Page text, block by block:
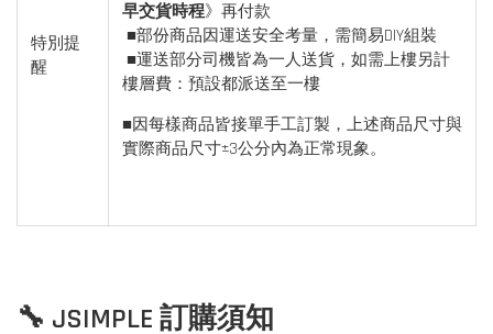
特別提
醒
早交貨時程》再付款
■部份商品因運送安全考量，需簡易DIY組裝
■運送部分司機皆為一人送貨，如需上樓另計
樓層費：預設都派送至一樓
■因每樣商品皆接單手工訂製，上述商品尺寸與
實際商品尺寸±3公分內為正常現象。
🔧 JSIMPLE 訂購須知